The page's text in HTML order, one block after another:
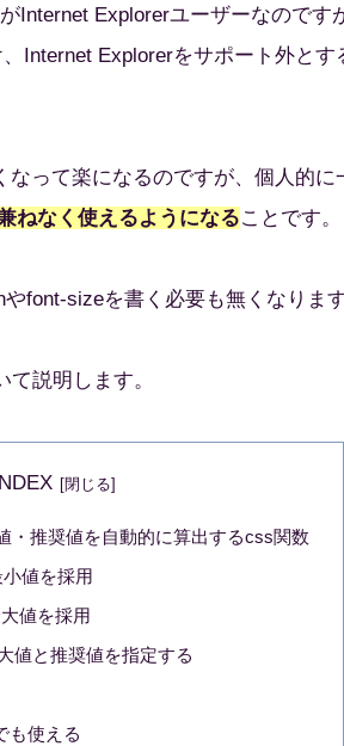
Internet Explorerユーザーなのです
Internet Explorerをサポート外と
って楽になるのですが、個人的に
ねなく使えるようになることです。
font-sizeを書く必要も無くなります
説明します。
・推奨値を自動的に算出するcss関数
値を採用
値を採用
値と推奨値を指定する
も使える